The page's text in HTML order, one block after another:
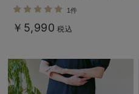
ィ・産後【出産後も長く使える】
1件
￥5,990 税込